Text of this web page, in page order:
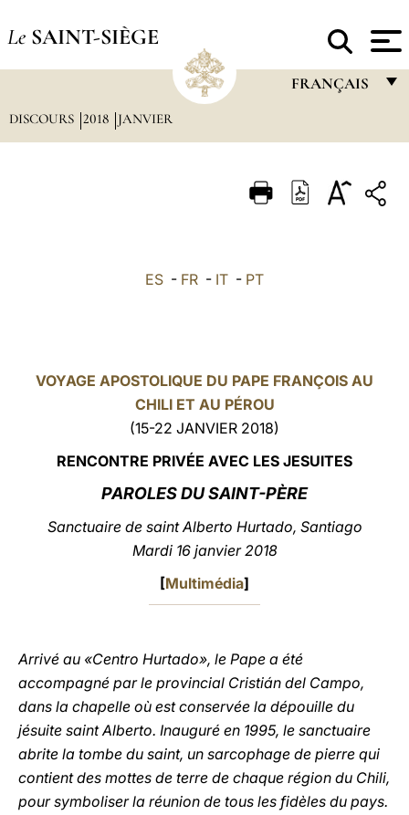
Le SAINT-SIÈGE
FRANÇAIS
ITALIANO
DISCOURS 2018 JANVIER
ES - FR - IT - PT
VOYAGE APOSTOLIQUE DU PAPE FRANÇOIS AU
CHILI ET AU PÉROU
(15-22 JANVIER 2018)
RENCONTRE PRIVÉE AVEC LES JESUITES
PAROLES DU SAINT-PÈRE
Sanctuaire de saint Alberto Hurtado, Santiago
Mardi 16 janvier 2018
[Multimédia]
Arrivé au «Centro Hurtado», le Pape a été
accompagné par le provincial Cristián del Campo,
dans la chapelle où est conservée la dépouille du
jésuite saint Alberto. Inauguré en 1995, le sanctuaire
abrite la tombe du saint, un sarcophage de pierre qui
contient des mottes de terre de chaque région du Chili,
pour symboliser la réunion de tous les fidèles du pays.